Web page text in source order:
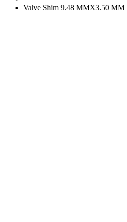
Valve Shim 9.48 MMX3.50 MM